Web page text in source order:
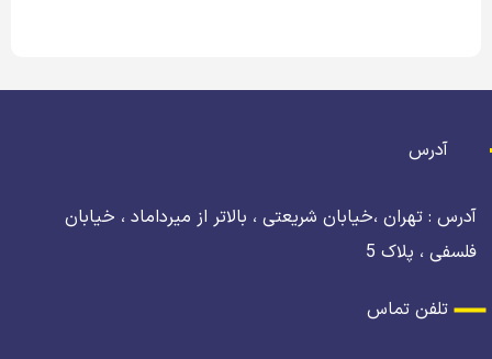
آدرس
آدرس : تهران ،خیابان شریعتی ، بالاتر از میرداماد ، خیابان
فلسفی ، پلاک 5
تلفن تماس